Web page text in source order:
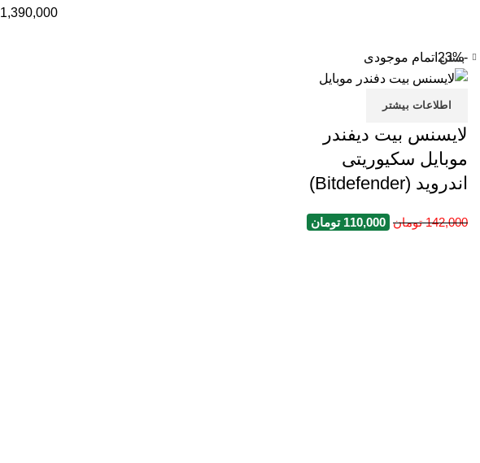
1,390,000
-23% اتمام موجودی
اطلاعات بیشتر
بستن
لایسنس بیت دیفندر
موبایل سکیوریتی
اندروید (Bitdefender)
142,000 تومان 110,000 تومان